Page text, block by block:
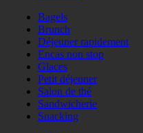
Bagels
Brunch
Déjeuner rapidement
Encas non stop
Glaces
Petit déjeuner
Salon de thé
Sandwicherie
Snacking